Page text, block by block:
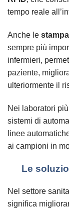
tempo reale
Anche le
sempre più
infermieri,
paziente,
ulteriormente il
Nei laboratori
sistemi di
linee
ai campioni in
Le
Nel settore
significa